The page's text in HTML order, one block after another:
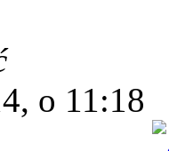
o 11:18